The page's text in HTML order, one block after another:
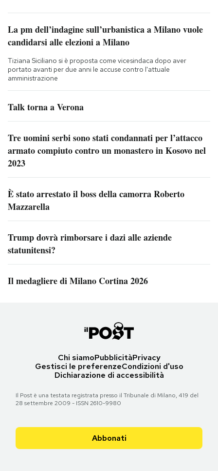
La pm dell’indagine sull’urbanistica a Milano vuole
candidarsi alle elezioni a Milano
Tiziana Siciliano si è proposta come vicesindaca dopo aver
portato avanti per due anni le accuse contro l'attuale
amministrazione
Talk torna a Verona
Tre uomini serbi sono stati condannati per l’attacco
armato compiuto contro un monastero in Kosovo nel
2023
È stato arrestato il boss della camorra Roberto
Mazzarella
Trump dovrà rimborsare i dazi alle aziende
statunitensi?
Il medagliere di Milano Cortina 2026
Chi siamoPubblicitàPrivacy
Gestisci le preferenzeCondizioni d'uso
Dichiarazione di accessibilità
Il Post è una testata registrata presso il Tribunale di Milano, 419 del
28 settembre 2009 - ISSN 2610-9980
Abbonati